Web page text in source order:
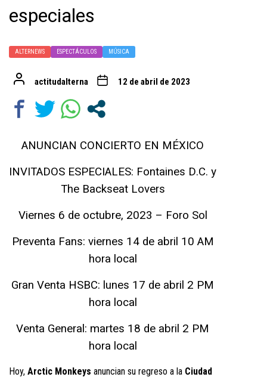
especiales
ALTERNEWS ESPECTÁCULOS MÚSICA
actitudalterna 12 de abril de 2023
ANUNCIAN CONCIERTO EN MÉXICO
INVITADOS ESPECIALES: Fontaines D.C. y
The Backseat Lovers
Viernes 6 de octubre, 2023 – Foro Sol
Preventa Fans: viernes 14 de abril 10 AM
hora local
Gran Venta HSBC: lunes 17 de abril 2 PM
hora local
Venta General: martes 18 de abril 2 PM
hora local
Hoy, Arctic Monkeys anuncian su regreso a la Ciudad